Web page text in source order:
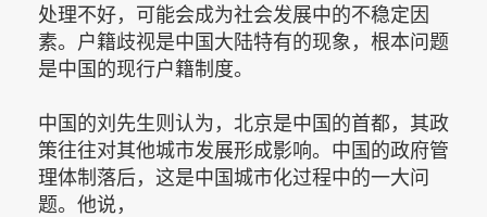
处理不好，可能会成为社会发展中的不稳定因
素。户籍歧视是中国大陆特有的现象，根本问题
是中国的现行户籍制度。
中国的刘先生则认为，北京是中国的首都，其政
策往往对其他城市发展形成影响。中国的政府管
理体制落后，这是中国城市化过程中的一大问
题。他说，